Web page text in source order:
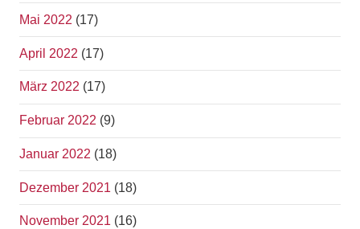
Mai 2022 (17)
April 2022 (17)
März 2022 (17)
Februar 2022 (9)
Januar 2022 (18)
Dezember 2021 (18)
November 2021 (16)